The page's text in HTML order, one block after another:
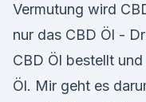
Vermutung wird
nur das CBD Öl -
CBD Öl bestellt
Öl. Mir geht es